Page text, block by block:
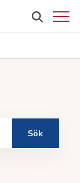
Sök